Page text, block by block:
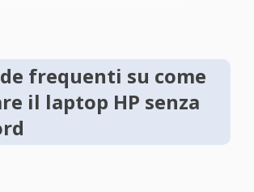
frequenti su come
il laptop HP senza